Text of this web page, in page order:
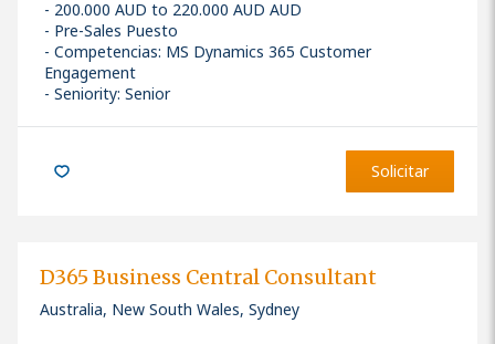
200.000 AUD to 220.000 AUD AUD
Pre-Sales Puesto
Competencias: MS Dynamics 365 Customer
Engagement
Seniority: Senior
Solicitar
D365 Business Central Consultant
Australia, New South Wales, Sydney